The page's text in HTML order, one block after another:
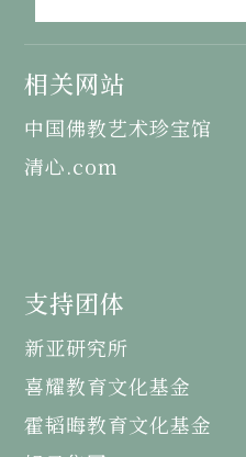
相关网站
中国佛教艺术珍宝馆
清心.com
支持团体
新亚研究所
喜耀教育文化基金
霍韬晦教育文化基金